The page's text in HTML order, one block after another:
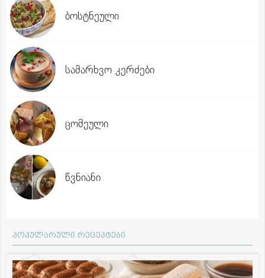
ბოსტნეული
სამარხვო კერძები
ცომეული
წვნიანი
პოპულარული რეცეპტები